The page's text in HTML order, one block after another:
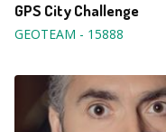
GPS City Challenge
GEOTEAM - 15888